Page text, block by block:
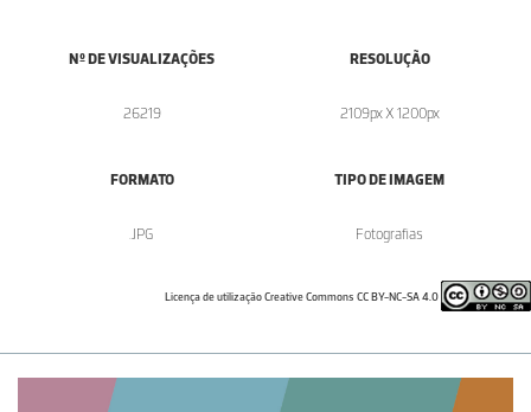
Nº DE VISUALIZAÇÕES
26219
RESOLUÇÃO
2109px X 1200px
FORMATO
.JPG
TIPO DE IMAGEM
Fotografias
Licença de utilização Creative Commons CC BY-NC-SA 4.0